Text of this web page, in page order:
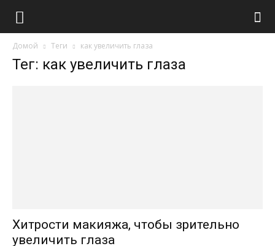
Домой Теги как увеличить глаза
Тег: как увеличить глаза
Хитрости макияжа, чтобы зрительно
увеличить глаза